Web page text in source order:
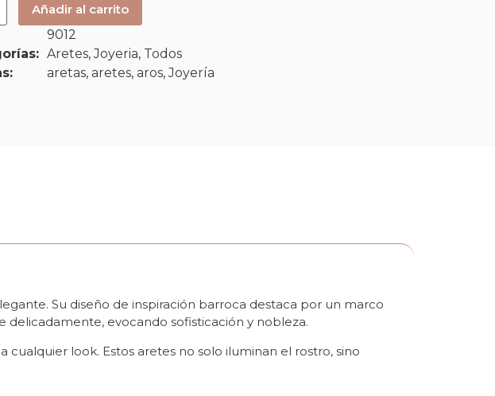
Añadir al carrito
9012
Aretes,Joyeria, Todos
aretas, aretes, aros,Joyería
Su diseño de inspiración barroca destaca por un marco
evocando sofisticación y nobleza.
cualquier look. Estos aretes no solo iluminan el rostro, sino